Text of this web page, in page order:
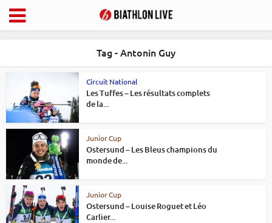
Tag - Antonin Guy
Circuit National
Les Tuffes – Les résultats complets
de la...
Junior Cup
Ostersund – Les Bleus champions du
monde de...
Junior Cup
Ostersund – Louise Roguet et Léo
Carlier...